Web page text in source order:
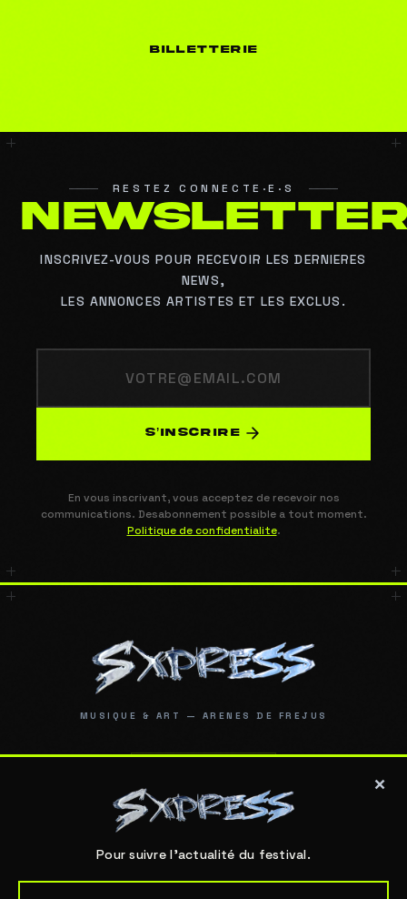
BILLETTERIE
RESTEZ CONNECTE·E·S
NEWSLETTER
INSCRIVEZ-VOUS POUR RECEVOIR LES DERNIERES
NEWS,
LES ANNONCES ARTISTES ET LES EXCLUS.
S’INSCRIRE
En vous inscrivant, vous acceptez de recevoir nos
communications. Desabonnement possible a tout moment.
Politique de confidentialite.
MUSIQUE & ART — ARENES DE FREJUS
FACEBOOK
TIKTOK
×
Pour suivre l'actualité du festival.